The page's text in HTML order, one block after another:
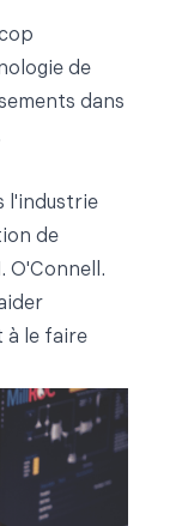
de
dans
l'industrie
de
O'Connell.
à le faire